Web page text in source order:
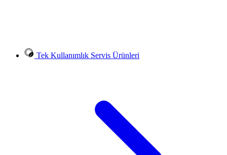
Tek Kullanımlık Servis Ürünleri